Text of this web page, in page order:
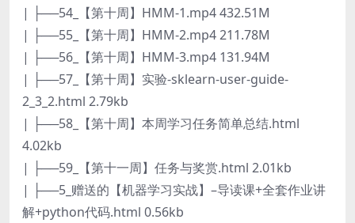
| ├──54_【第十周】HMM-1.mp4 432.51M
| ├──55_【第十周】HMM-2.mp4 211.78M
| ├──56_【第十周】HMM-3.mp4 131.94M
| ├──57_【第十周】实验-sklearn-user-guide-
2_3_2.html 2.79kb
| ├──58_【第十周】本周学习任务简单总结.html
4.02kb
| ├──59_【第十一周】任务与奖赏.html 2.01kb
| ├──5_赠送的【机器学习实战】–导读课+全套作业讲
解+python代码.html 0.56kb